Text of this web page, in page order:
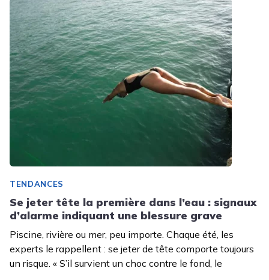
TENDANCES
Se jeter tête la première dans l’eau : signaux
d’alarme indiquant une blessure grave
Piscine, rivière ou mer, peu importe. Chaque été, les
experts le rappellent : se jeter de tête comporte toujours
un risque. « S’il survient un choc contre le fond, le